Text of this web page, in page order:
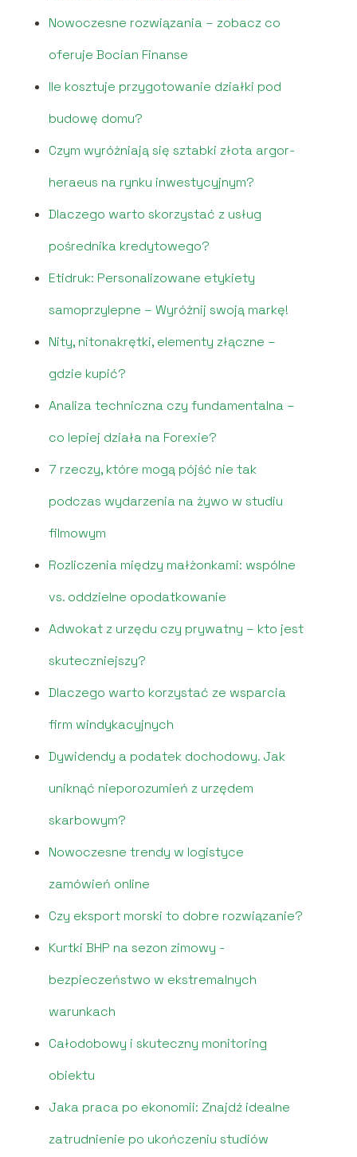
Nowoczesne rozwiązania – zobacz co
oferuje Bocian Finanse
Ile kosztuje przygotowanie działki pod
budowę domu?
Czym wyróżniają się sztabki złota argor-
heraeus na rynku inwestycyjnym?
Dlaczego warto skorzystać z usług
pośrednika kredytowego?
Etidruk: Personalizowane etykiety
samoprzylepne – Wyróżnij swoją markę!
Nity, nitonakrętki, elementy złączne –
gdzie kupić?
Analiza techniczna czy fundamentalna –
co lepiej działa na Forexie?
7 rzeczy, które mogą pójść nie tak
podczas wydarzenia na żywo w studiu
filmowym
Rozliczenia między małżonkami: wspólne
vs. oddzielne opodatkowanie
Adwokat z urzędu czy prywatny – kto jest
skuteczniejszy?
Dlaczego warto korzystać ze wsparcia
firm windykacyjnych
Dywidendy a podatek dochodowy. Jak
uniknąć nieporozumień z urzędem
skarbowym?
Nowoczesne trendy w logistyce
zamówień online
Czy eksport morski to dobre rozwiązanie?
Kurtki BHP na sezon zimowy -
bezpieczeństwo w ekstremalnych
warunkach
Całodobowy i skuteczny monitoring
obiektu
Jaka praca po ekonomii: Znajdź idealne
zatrudnienie po ukończeniu studiów